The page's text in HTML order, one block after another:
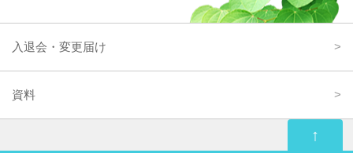
入退会・変更届け
資料
↑